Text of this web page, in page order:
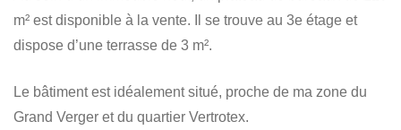
m² est disponible à la vente. Il se trouve au 3e étage et
dispose d’une terrasse de 3 m².
Le bâtiment est idéalement situé, proche de ma zone du
Grand Verger et du quartier Vertrotex.